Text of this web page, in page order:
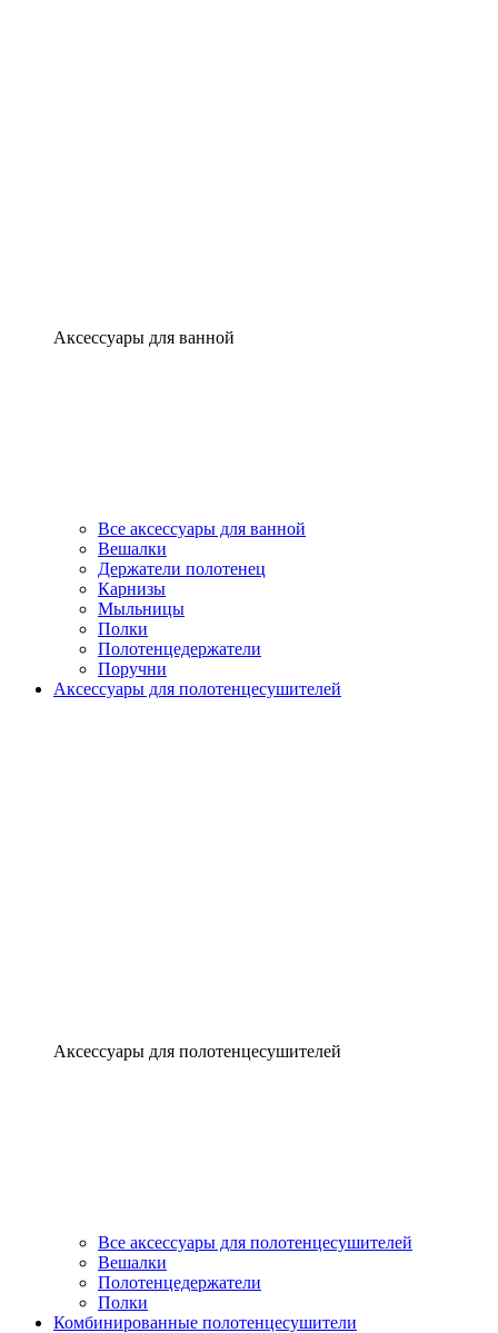
Аксессуары для ванной
Все аксессуары для ванной
Вешалки
Держатели полотенец
Карнизы
Мыльницы
Полки
Полотенцедержатели
Поручни
Аксессуары для полотенцесушителей
Аксессуары для полотенцесушителей
Все аксессуары для полотенцесушителей
Вешалки
Полотенцедержатели
Полки
Комбинированные полотенцесушители